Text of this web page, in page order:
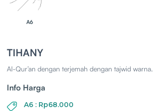
A6
TIHANY
Al-Qur’an dengan terjemah dengan tajwid warna.
Info Harga
A6 : Rp68.000